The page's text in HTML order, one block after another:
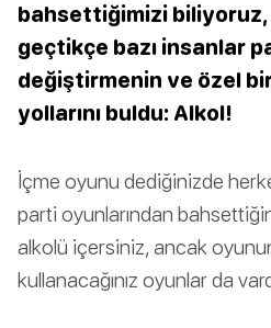
bahsettiğimizi biliyoruz,
geçtikçe bazı insanlar
değiştirmenin ve özel
yollarını buldu: Alkol!
İçme oyunu dediğinizde
parti oyunlarından
alkolü içersiniz, ancak
kullanacağınız oyunlar da